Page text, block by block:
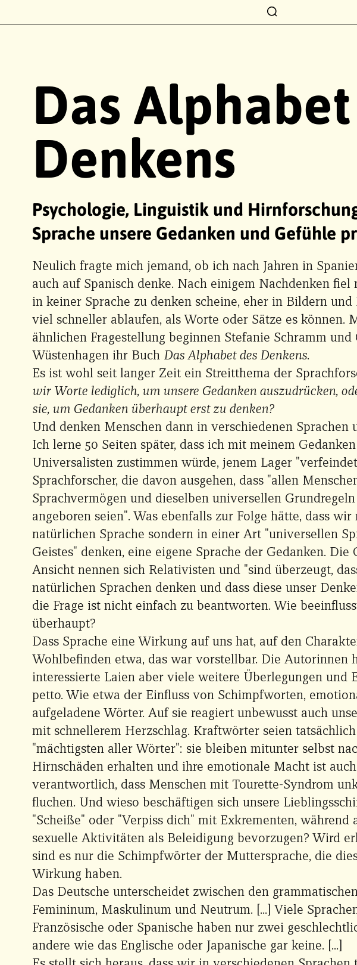
Das
Denkens
Psychologie, Linguistik und
Sprache unsere Gedanken und Gefühle
Neulich fragte mich jemand, ob ich nach Jahren in
auch auf Spanisch denke. Nach einigem Nachdenken fiel
in keiner Sprache zu denken scheine, eher in Bildern und
viel schneller ablaufen, als Worte oder Sätze es können.
ähnlichen Fragestellung beginnen Stefanie Schramm und
Wüstenhagen ihr Buch Das Alphabet des Denkens.
Es ist wohl seit langer Zeit ein Streitthema der
wir Worte lediglich, um unsere Gedanken auszudrücken,
sie, um Gedanken überhaupt erst zu denken?
Und denken Menschen dann in verschiedenen Sprachen
Ich lerne 50 Seiten später, dass ich mit meinem
Universalisten zustimmen würde, jenem Lager
Sprachforscher, die davon ausgehen, dass "allen
Sprachvermögen und dieselben universellen
angeboren seien". Was ebenfalls zur Folge hätte, dass
natürlichen Sprache sondern in einer Art "universellen
Geistes" denken, eine eigene Sprache der Gedanken. Die
Ansicht nennen sich Relativisten und "sind überzeugt,
natürlichen Sprachen denken und dass diese unser
die Frage ist nicht einfach zu beantworten. Wie
überhaupt?
Dass Sprache eine Wirkung auf uns hat, auf den
Wohlbefinden etwa, das war vorstellbar. Die Autorinnen
interessierte Laien aber viele weitere Überlegungen und
petto. Wie etwa der Einfluss von Schimpfworten,
aufgeladene Wörter. Auf sie reagiert unbewusst auch
mit schnellerem Herzschlag. Kraftwörter seien
"mächtigsten aller Wörter": sie bleiben mitunter selbst
Hirnschäden erhalten und ihre emotionale Macht ist
verantwortlich, dass Menschen mit Tourette-Syndrom
fluchen. Und wieso beschäftigen sich unsere
"Scheiße" oder "Verpiss dich" mit Exkrementen, während
sexuelle Aktivitäten als Beleidigung bevorzugen? Wird
sind es nur die Schimpfwörter der Muttersprache, die
Wirkung haben.
Das Deutsche unterscheidet zwischen den
Femininum, Maskulinum und Neutrum. [...] Viele
Französische oder Spanische haben nur zwei
andere wie das Englische oder Japanische gar keine. [...]